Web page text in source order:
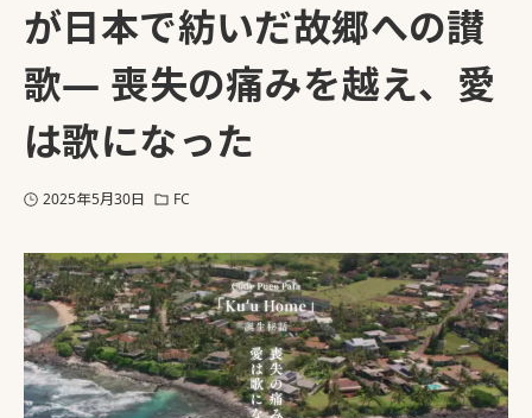
が日本で紡いだ故郷への讃
歌― 喪失の痛みを越え、愛
は歌になった
2025年5月30日 FC